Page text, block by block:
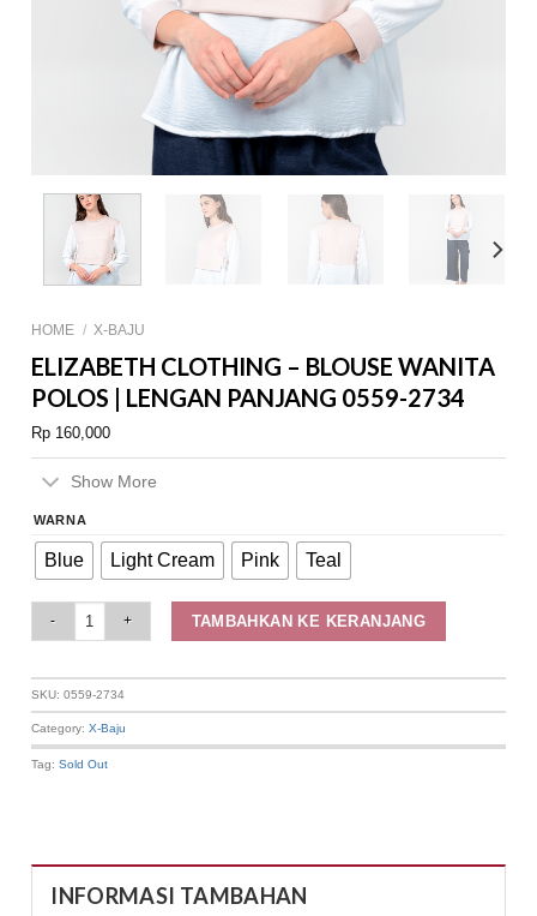
HOME / X-BAJU
ELIZABETH CLOTHING – BLOUSE WANITA
POLOS | LENGAN PANJANG 0559-2734
Rp 160,000
Show More
WARNA
Blue Light Cream Pink Teal
TAMBAHKAN KE KERANJANG
SKU:0559-2734
Category:X-Baju
Tag:Sold Out
INFORMASI TAMBAHAN